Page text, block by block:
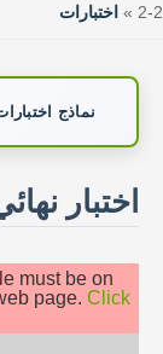
2-2
» اختبارات
نماذج اختبارات التقنية
اختبار
must be on
page. Click